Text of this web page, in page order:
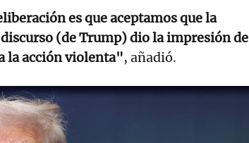
es que aceptamos que la
(de Trump) dio la impresión de
la acción violenta", añadió.